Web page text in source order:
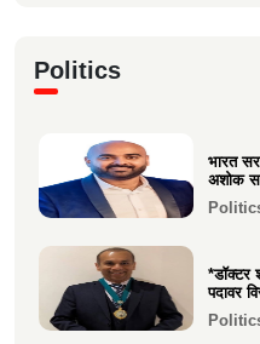
नीरज
Politics
भारत
अशोक
*डॉक्टर
पदावर